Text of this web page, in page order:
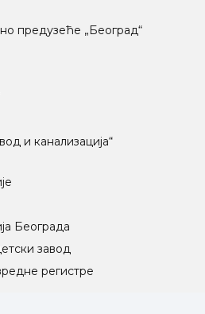
предузеће „Београд“
и канализација“
Београда
завод
регистре